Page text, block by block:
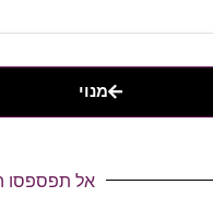
מנוי
אל תפספסו